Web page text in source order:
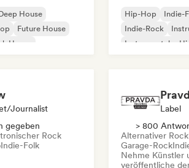
House
Future House
House
Hip-Hop Indie-
Indie-Rock
Instrumentaler
Journalist
gegeben
Rock
Indie-Folk
Label
> 800
Alternativer Rock
Garage-Rock
Nehme Künstler
veröffentliche